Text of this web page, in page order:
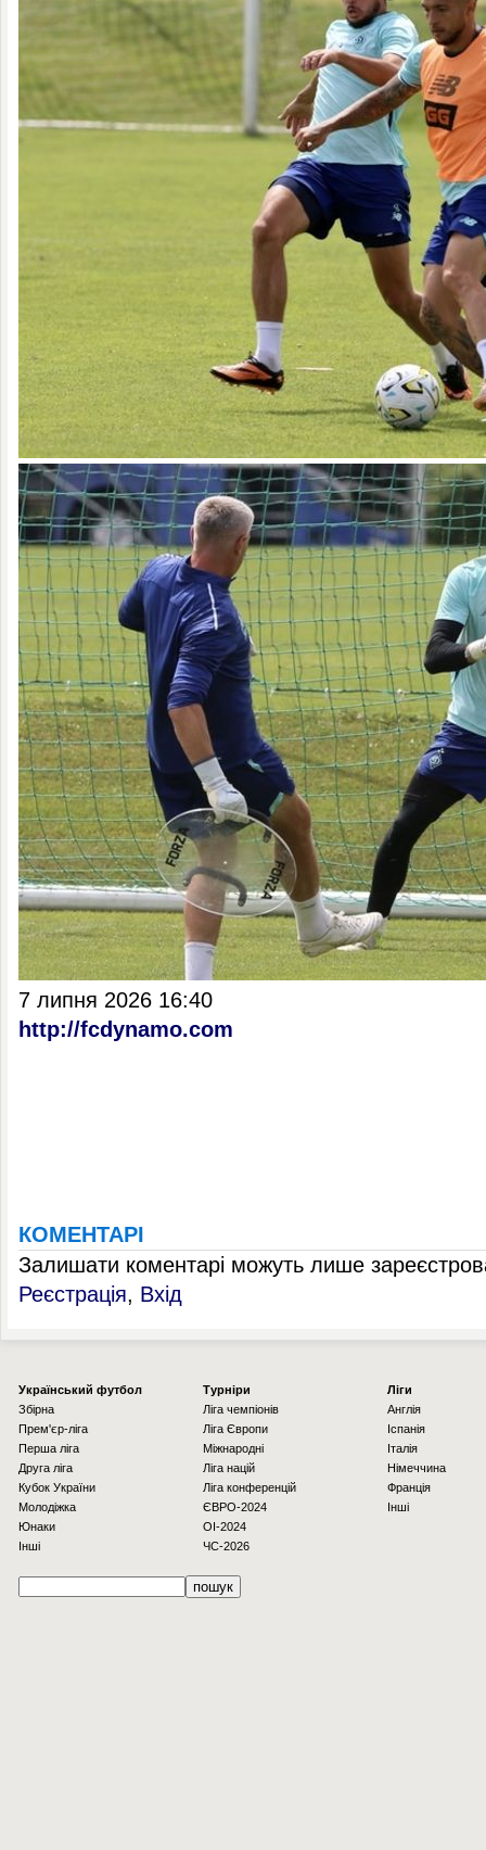
7 липня 2026 16:40
http://fcdynamo.com
КОМЕНТАРІ
Залишати коментарі можуть лише
Реєстрація, Вхід
Українcький футбол
Збірна
Прем'єр-ліга
Перша ліга
Друга ліга
Кубок України
Молодіжка
Юнаки
Інші
Турніри
Ліга чемпіонів
Ліга Європи
Міжнародні
Ліга націй
Ліга конференцій
ЄВРО-2024
OI-2024
ЧС-2026
Ліги
Англія
Іспанія
Італія
Німеччина
Франція
Інші